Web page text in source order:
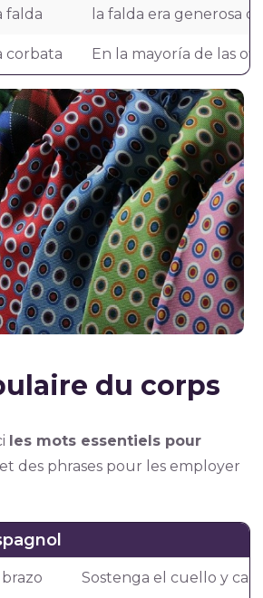
falda la falda era generosa
corbata En la mayoría de las
du corps
les mots essentiels pour
et des phrases pour les employer
Sostenga el cuello y